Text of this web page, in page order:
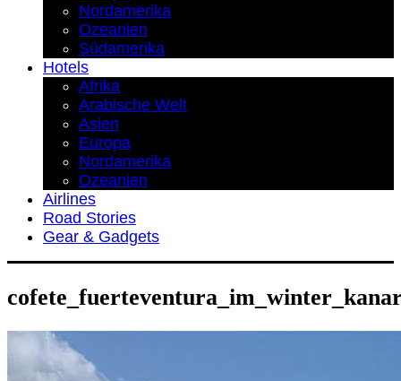
Nordamerika
Ozeanien
Südamerika
Hotels
Afrika
Arabische Welt
Asien
Europa
Nordamerika
Ozeanien
Airlines
Road Stories
Gear & Gadgets